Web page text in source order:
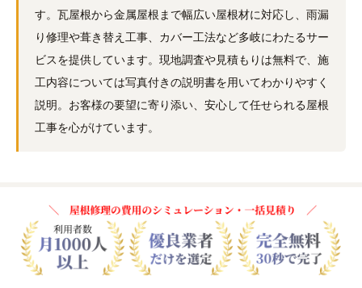
す。瓦屋根から金属屋根まで幅広い屋根材に対応し、雨漏
り修理や葺き替え工事、カバー工法など多岐にわたるサー
ビスを提供しています。現地調査や見積もりは無料で、施
工内容については写真付きの説明書を用いてわかりやすく
説明。お客様の要望に寄り添い、安心して任せられる屋根
工事を心がけています。